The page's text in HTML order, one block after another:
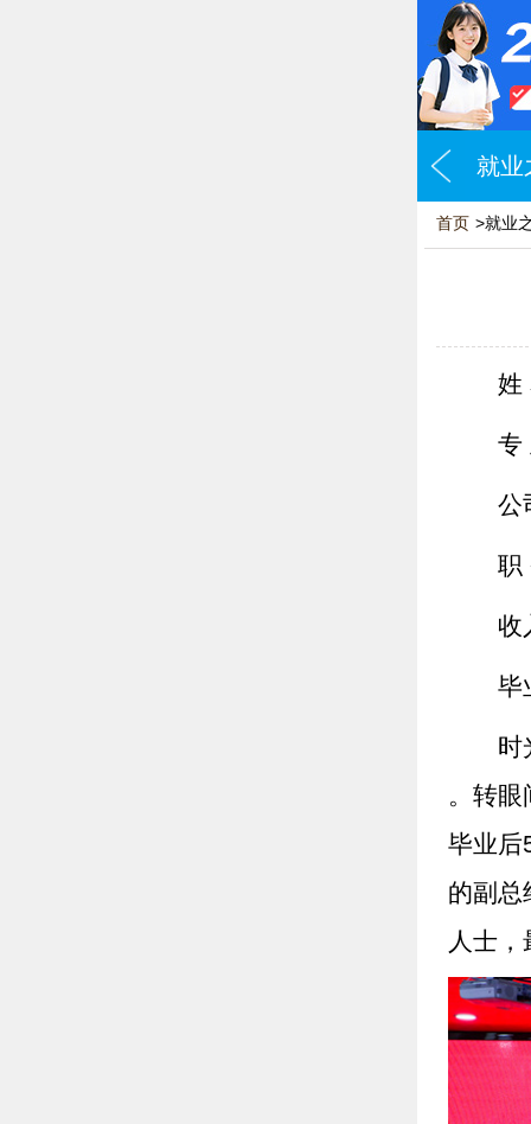
就业
首页 >就业
姓
专
公
职
收
毕
时
。转眼
毕业后
的副总
人士